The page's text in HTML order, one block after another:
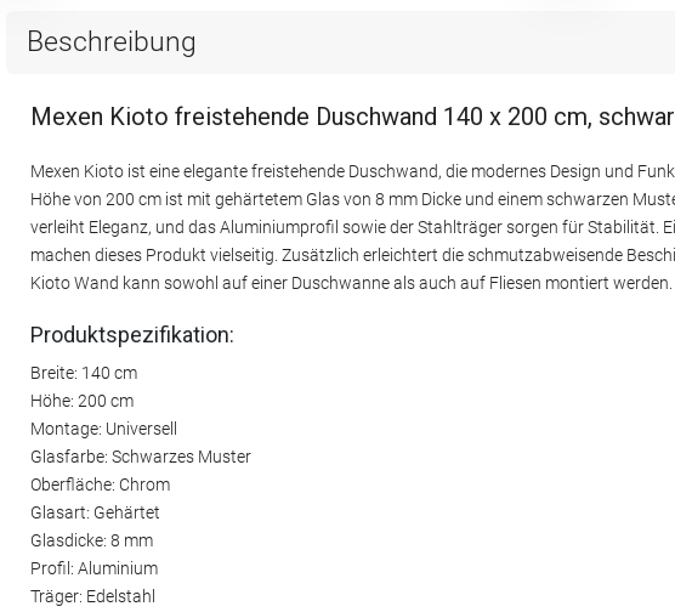
Beschreibung
Mexen Kioto freistehende Duschwand 140 x 200 cm,
Mexen Kioto ist eine elegante freistehende Duschwand, die modernes Design und
Höhe von 200 cm ist mit gehärtetem Glas von 8 mm Dicke und einem schwarzen
verleiht Eleganz, und das Aluminiumprofil sowie der Stahlträger sorgen für Stabilität.
machen dieses Produkt vielseitig. Zusätzlich erleichtert die schmutzabweisende
Kioto Wand kann sowohl auf einer Duschwanne als auch auf Fliesen montiert
Produktspezifikation:
Breite: 140 cm
Höhe: 200 cm
Montage: Universell
Glasfarbe: Schwarzes Muster
Oberfläche: Chrom
Glasart: Gehärtet
Glasdicke: 8 mm
Profil: Aluminium
Träger: Edelstahl